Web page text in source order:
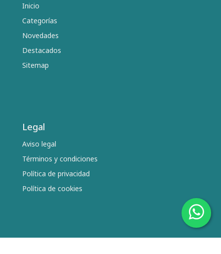
Inicio
Categorías
Novedades
Destacados
Sitemap
Legal
Aviso legal
Términos y condiciones
Política de privacidad
Política de cookies